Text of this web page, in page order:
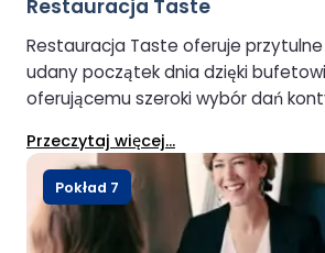
Restauracja Taste
Restauracja Taste oferuje
udany początek dnia dzięki
oferującemu szeroki wybór dań
zaspokoją każdy apetyt. Po południu i wieczorem
restauracja przekształca się w
oferując relaksującą, niespieszną
świeżo przygotowanym posiłkom i
Przeczytaj więcej...
Pokład 7